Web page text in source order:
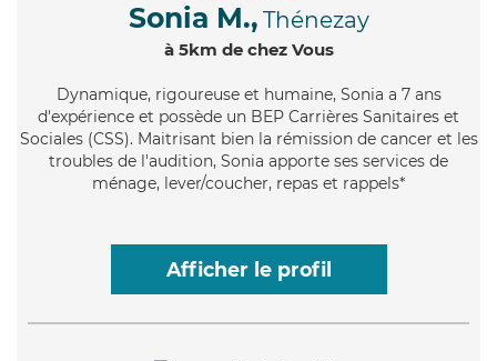
Sonia M., Thénezay
à 5km de chez Vous
Dynamique, rigoureuse et humaine, Sonia a 7 ans
d'expérience et possède un BEP Carrières Sanitaires et
Sociales (CSS). Maitrisant bien la rémission de cancer et les
troubles de l'audition, Sonia apporte ses services de
ménage, lever/coucher, repas et rappels*
Afficher le profil